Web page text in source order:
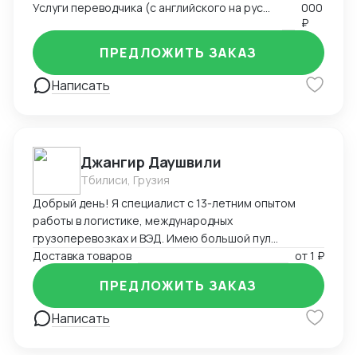
отношениями и развитие клиентской базы •
Глубокое знание китайского рынка и менталитета
Услуги переводчика (с английского на русский и с русского на английский)
000
₽
Написать
ПРЕДЛОЖИТЬ ЗАКАЗ
Джангир Даушвили
Тбилиси, Грузия
Добрый день! Я специалист с 13-летним опытом
работы в логистике, международных
грузоперевозках и ВЭД. Имею большой пул
контрагентов, логистов и экспедиторов по всему
миру и России. Доставлю Ваш груз из любой точки
мира любым видом транспорта, оптимизирую Ваши
расходы на логистику и растаможку, а также помогу
с оплатой за товар зарубеж, если необходимо.
Доставка товаров от1 ₽
Написать
ПРЕДЛОЖИТЬ ЗАКАЗ